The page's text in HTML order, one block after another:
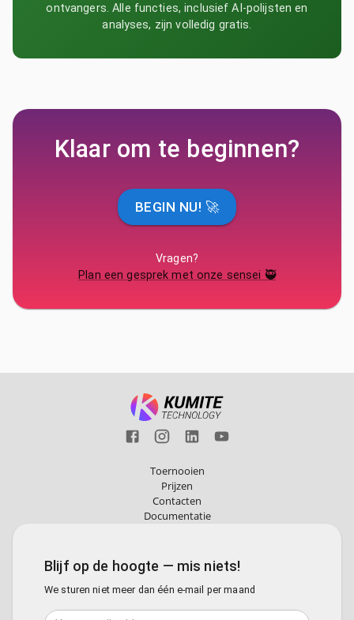
ontvangers. Alle functies, inclusief AI-polijsten en
analyses, zijn volledig gratis.
Klaar om te beginnen?
BEGIN NU! 🚀
Vragen?
Plan een gesprek met onze sensei 🥷
Toernooien
Prijzen
Contacten
Documentatie
Blijf op de hoogte — mis niets!
We sturen niet meer dan één e-mail per maand